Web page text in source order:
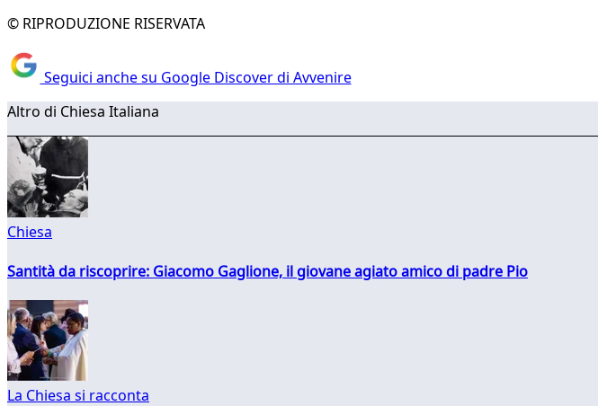
© RIPRODUZIONE RISERVATA
Seguici anche su Google Discover di Avvenire
Altro di Chiesa Italiana
Chiesa
Santità da riscoprire: Giacomo Gaglione, il giovane agiato amico di padre Pio
La Chiesa si racconta